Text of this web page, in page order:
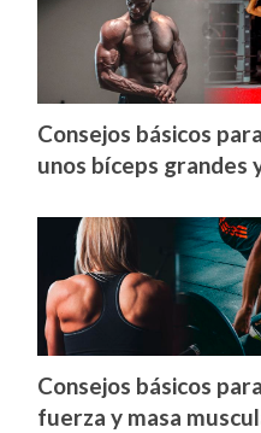
Consejos básicos
unos bíceps grandes
Consejos básicos
fuerza y masa